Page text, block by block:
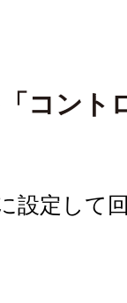
コント
設定して